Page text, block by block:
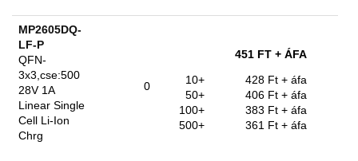
MP2605DQ-
LF-P
QFN-
3x3,cse:500
28V 1A
Linear Single
Cell Li-Ion
Chrg
0
451 FT + ÁFA
10+
428 Ft + áfa
50+
406 Ft + áfa
100+
383 Ft + áfa
500+
361 Ft + áfa